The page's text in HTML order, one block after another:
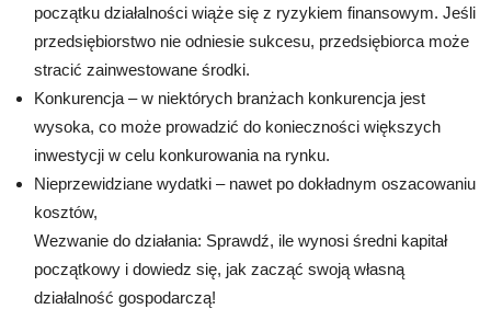
początku działalności wiąże się z ryzykiem finansowym. Jeśli
przedsiębiorstwo nie odniesie sukcesu, przedsiębiorca może
stracić zainwestowane środki.
Konkurencja – w niektórych branżach konkurencja jest
wysoka, co może prowadzić do konieczności większych
inwestycji w celu konkurowania na rynku.
Nieprzewidziane wydatki – nawet po dokładnym oszacowaniu
kosztów,
Wezwanie do działania: Sprawdź, ile wynosi średni kapitał
początkowy i dowiedz się, jak zacząć swoją własną
działalność gospodarczą!